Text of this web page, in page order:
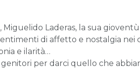
Laderas, la sua
di affetto e nostalgia
e ilarità…
per darci quello che